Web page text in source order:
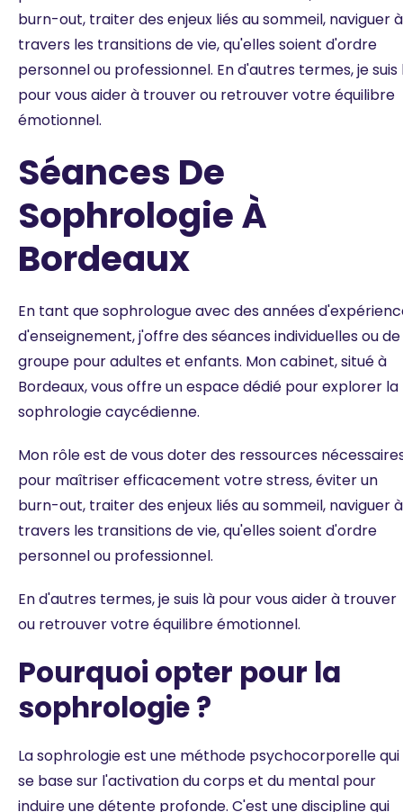
burn-out, traiter des enjeux liés au sommeil, naviguer à
travers les transitions de vie, qu'elles soient d'ordre
personnel ou professionnel. En d'autres termes, je suis
pour vous aider à trouver ou retrouver votre équilibre
émotionnel.
Séances De
Sophrologie À
Bordeaux
En tant que sophrologue avec des années
d'enseignement, j'offre des séances individuelles ou de
groupe pour adultes et enfants. Mon cabinet, situé à
Bordeaux, vous offre un espace dédié pour explorer la
sophrologie caycédienne.
Mon rôle est de vous doter des ressources
pour maîtriser efficacement votre stress, éviter un
burn-out, traiter des enjeux liés au sommeil, naviguer à
travers les transitions de vie, qu'elles soient d'ordre
personnel ou professionnel.
En d'autres termes, je suis là pour vous aider à trouver
ou retrouver votre équilibre émotionnel.
Pourquoi opter pour la
sophrologie ?
La sophrologie est une méthode psychocorporelle qui
se base sur l'activation du corps et du mental pour
induire une détente profonde. C'est une discipline qui